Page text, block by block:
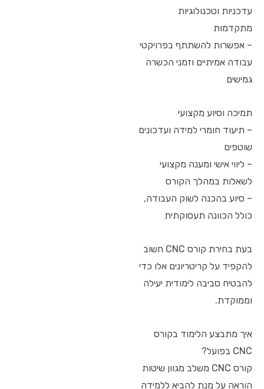
עדכניות וטכנולוגיות
מתקדמות
– אפשרות להשתתף בפרויקטי
עבודה אמיתיים וזמני הכשרה
גמישים
תמיכה וסיוע מקצועי
– תיעוד חומרי למידה ועדכונים
שוטפים
– ליווי אישי ומענה מקצועי
לשאלות במהלך הקורס
– סיוע בהכנה לשוק העבודה,
כולל הכוונה תעסוקתית
בעת בחירת קורס CNC חשוב
להקפיד על קריטריונים אלו כדי
להבטיח סביבה לימודית יעילה
וממוקדת.
איך מתבצע הלימוד בקורס
CNC בפועל?
קורס CNC משלב מגוון שיטות
הוראה על מנת להביא ללמידה